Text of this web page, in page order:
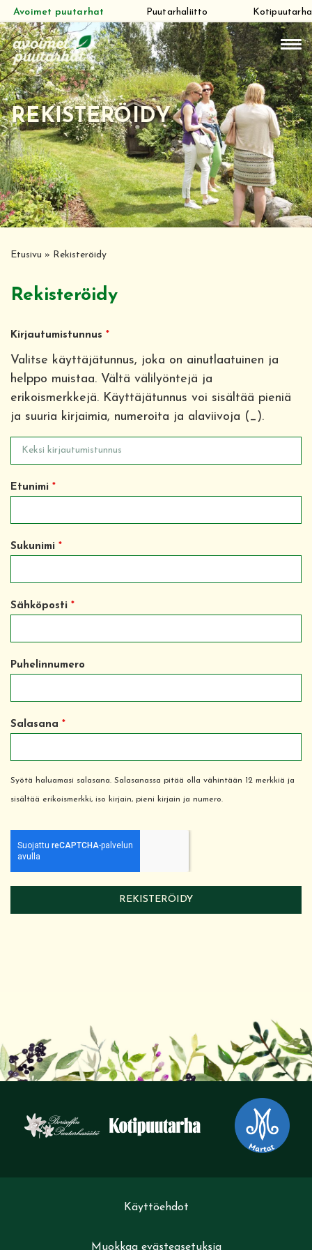
Siirry
suoraan
sisältöön
Avoimet puutarhat Puutarhaliitto Kotipuutarha
REKISTERÖIDY
Etusivu » Rekisteröidy
Rekisteröidy
Kirjautumistunnus *
Valitse käyttäjätunnus, joka on ainutlaatuinen ja
helppo muistaa. Vältä välilyöntejä ja
erikoismerkkejä. Käyttäjätunnus voi sisältää pieniä
ja suuria kirjaimia, numeroita ja alaviivoja (_).
Etunimi *
Sukunimi *
Sähköposti *
Puhelinnumero
Salasana *
Syötä haluamasi salasana. Salasanassa pitää olla vähintään 12 merkkiä ja
sisältää erikoismerkki, iso kirjain, pieni kirjain ja numero.
REKISTERÖIDY
Käyttöehdot
Muokkaa evästeasetuksia